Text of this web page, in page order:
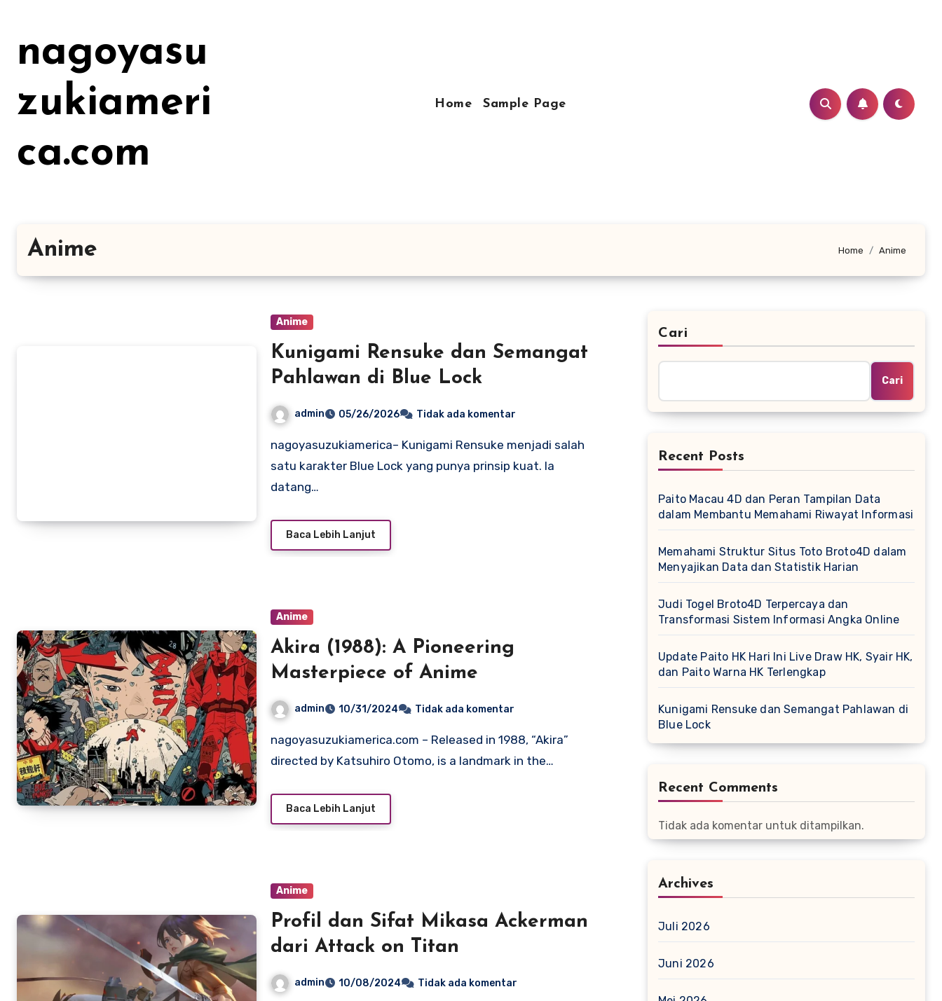
kontennagoyasu
zukiameri
ca.com
Home Sample Page
Anime Home Anime
Anime
Kunigami Rensuke dan Semangat
Pahlawan di Blue Lock
admin 05/26/2026 Tidak ada komentar
nagoyasuzukiamerica– Kunigami Rensuke menjadi salah
satu karakter Blue Lock yang punya prinsip kuat. Ia
datang…
Baca Lebih Lanjut
Anime
Akira (1988): A Pioneering
Masterpiece of Anime
admin 10/31/2024 Tidak ada komentar
nagoyasuzukiamerica.com – Released in 1988, “Akira”
directed by Katsuhiro Otomo, is a landmark in the…
Baca Lebih Lanjut
Anime
Profil dan Sifat Mikasa Ackerman
dari Attack on Titan
admin 10/08/2024 Tidak ada komentar
Cari
Cari
Recent Posts
Paito Macau 4D dan Peran Tampilan Data
dalam Membantu Memahami Riwayat Informasi
Memahami Struktur Situs Toto Broto4D dalam
Menyajikan Data dan Statistik Harian
Judi Togel Broto4D Terpercaya dan
Transformasi Sistem Informasi Angka Online
Update Paito HK Hari Ini Live Draw HK, Syair HK,
dan Paito Warna HK Terlengkap
Kunigami Rensuke dan Semangat Pahlawan di
Blue Lock
Recent Comments
Tidak ada komentar untuk ditampilkan.
Archives
Juli 2026
Juni 2026